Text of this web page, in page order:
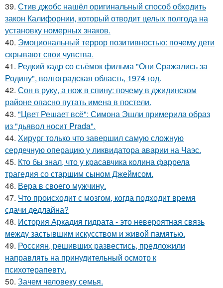
39. Стив джобс нашёл оригинальный способ обходить
закон Калифорнии, который отводит целых полгода на
установку номерных знаков.
40. Эмоциональный террор позитивностью: почему дети
скрывают свои чувства.
41. Редкий кадр со съёмок фильма "Они Сражались за
Родину", волгоградская область, 1974 год.
42. Сон в руку, а нож в спину: почему в джидинском
районе опасно путать имена в постели.
43. "Цвет Решает всё": Симона Эшли примерила образ
из "дьявол носит Prada".
44. Хирург только что завершил самую сложную
сердечную операцию у ликвидатора аварии на Чаэс.
45. Кто бы знал, что у красавчика колина фаррела
трагедия со старшим сыном Джеймсом.
46. Вера в своего мужчину.
47. Что происходит с мозгом, когда подходит время
сдачи дедлайна?
48. История Аркадия гидрата - это невероятная связь
между застывшим искусством и живой памятью.
49. Россиян, решивших развестись, предложили
направлять на принудительный осмотр к
психотерапевту.
50. Зачем человеку семья.